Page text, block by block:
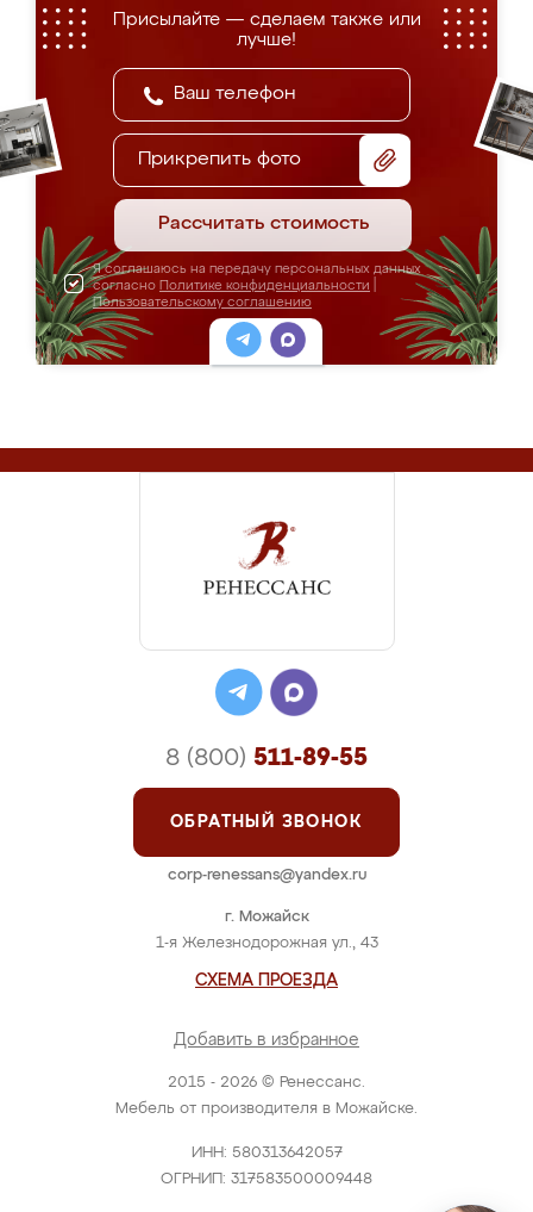
Присылайте — сделаем также или
лучше!
Прикрепить фото
Рассчитать стоимость
Я соглашаюсь на передачу персональных данных
согласно Политике конфиденциальности
Пользовательскому соглашению
2015 - 2026 © Ренессанс.
Мебель от производителя в Можайске.
ИНН: 580313642057
ОГРНИП: 317583500009448
г. Можайск
1-я Железнодорожная ул., 43
СХЕМА ПРОЕЗДА
Добавить в избранное
8 (800) 511-89-55
ОБРАТНЫЙ ЗВОНОК
corp-renessans@yandex.ru